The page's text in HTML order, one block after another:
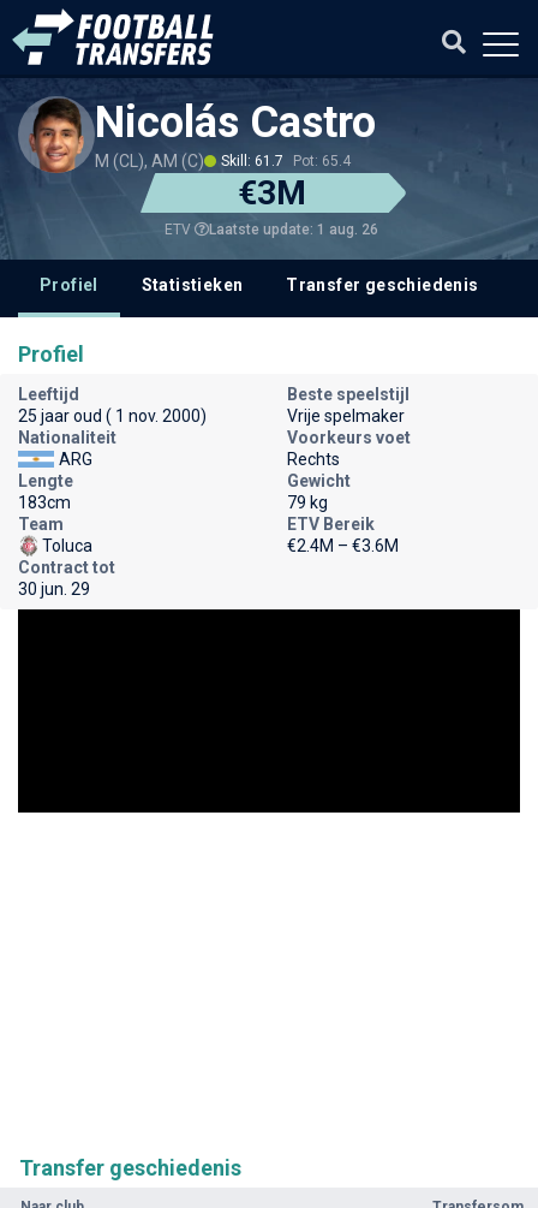
Nicolás Castro
M (CL), AM (C) Skill: 61.7 Pot: 65.4
€3M
ETV Laatste update: 1 aug. 26
Profiel Statistieken Transfer geschiedenis
Transfer geschiedenis
Profiel
Leeftijd
25 jaar oud ( 1 nov. 2000)
Beste speelstijl
Vrije spelmaker
Nationaliteit
ARG
Voorkeurs voet
Rechts
Lengte
183cm
Gewicht
79 kg
Team
Toluca
ETV Bereik
€2.4M – €3.6M
Contract tot
30 jun. 29